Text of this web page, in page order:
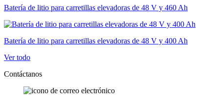
Batería de litio para carretillas elevadoras de 48 V y 460 Ah
Batería de litio para carretillas elevadoras de 48 V y 400 Ah
Ver todo
Contáctanos